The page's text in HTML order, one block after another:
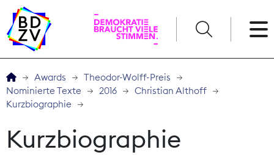
Der BDZV
Veranstaltungen
Awards
Theodor-Wolff-Preis
Nominierte Texte
2016
Christian Althoff
Kurzbiographie
Kurzbiographie